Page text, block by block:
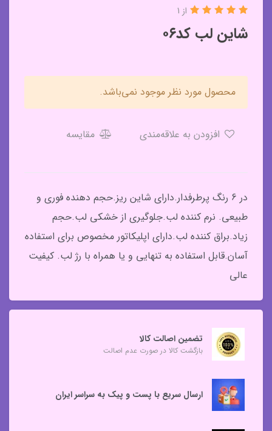
شاین لب کد۰۶
از 1
محصول مورد نظر موجود نمی‌باشد.
مقایسه
در 6 رنگ پرطرفدار.دارای شاین ریز.حجم دهنده فوری و
طبیعی. نرم کننده لب.جلوگیری از خشکی لب.حجم
زیاد.براق کننده لب.دارای اپلیکاتور مخصوص برای استفاده
آسان.قابل استفاده به تنهایی و یا همراه با رژ لب. کیفیت
عالی
تضمین اصالت کالا
بازگشت کالا در صورت عدم اصالت
ارسال سریع با پست و پیک به سراسر ایران